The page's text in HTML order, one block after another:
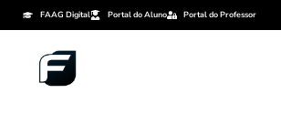
FAAG Digital Portal do Aluno Portal do Professor